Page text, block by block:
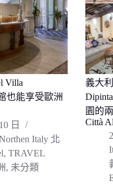
Villa
也能享受歐洲
日
Italy 北
, TRAVEL
, 未分類
義大
園的
Città